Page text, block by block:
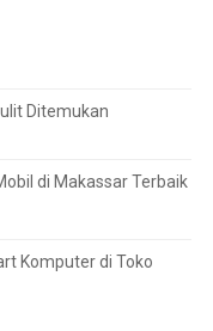
Ditemukan
di Makassar Terbaik
Komputer di Toko